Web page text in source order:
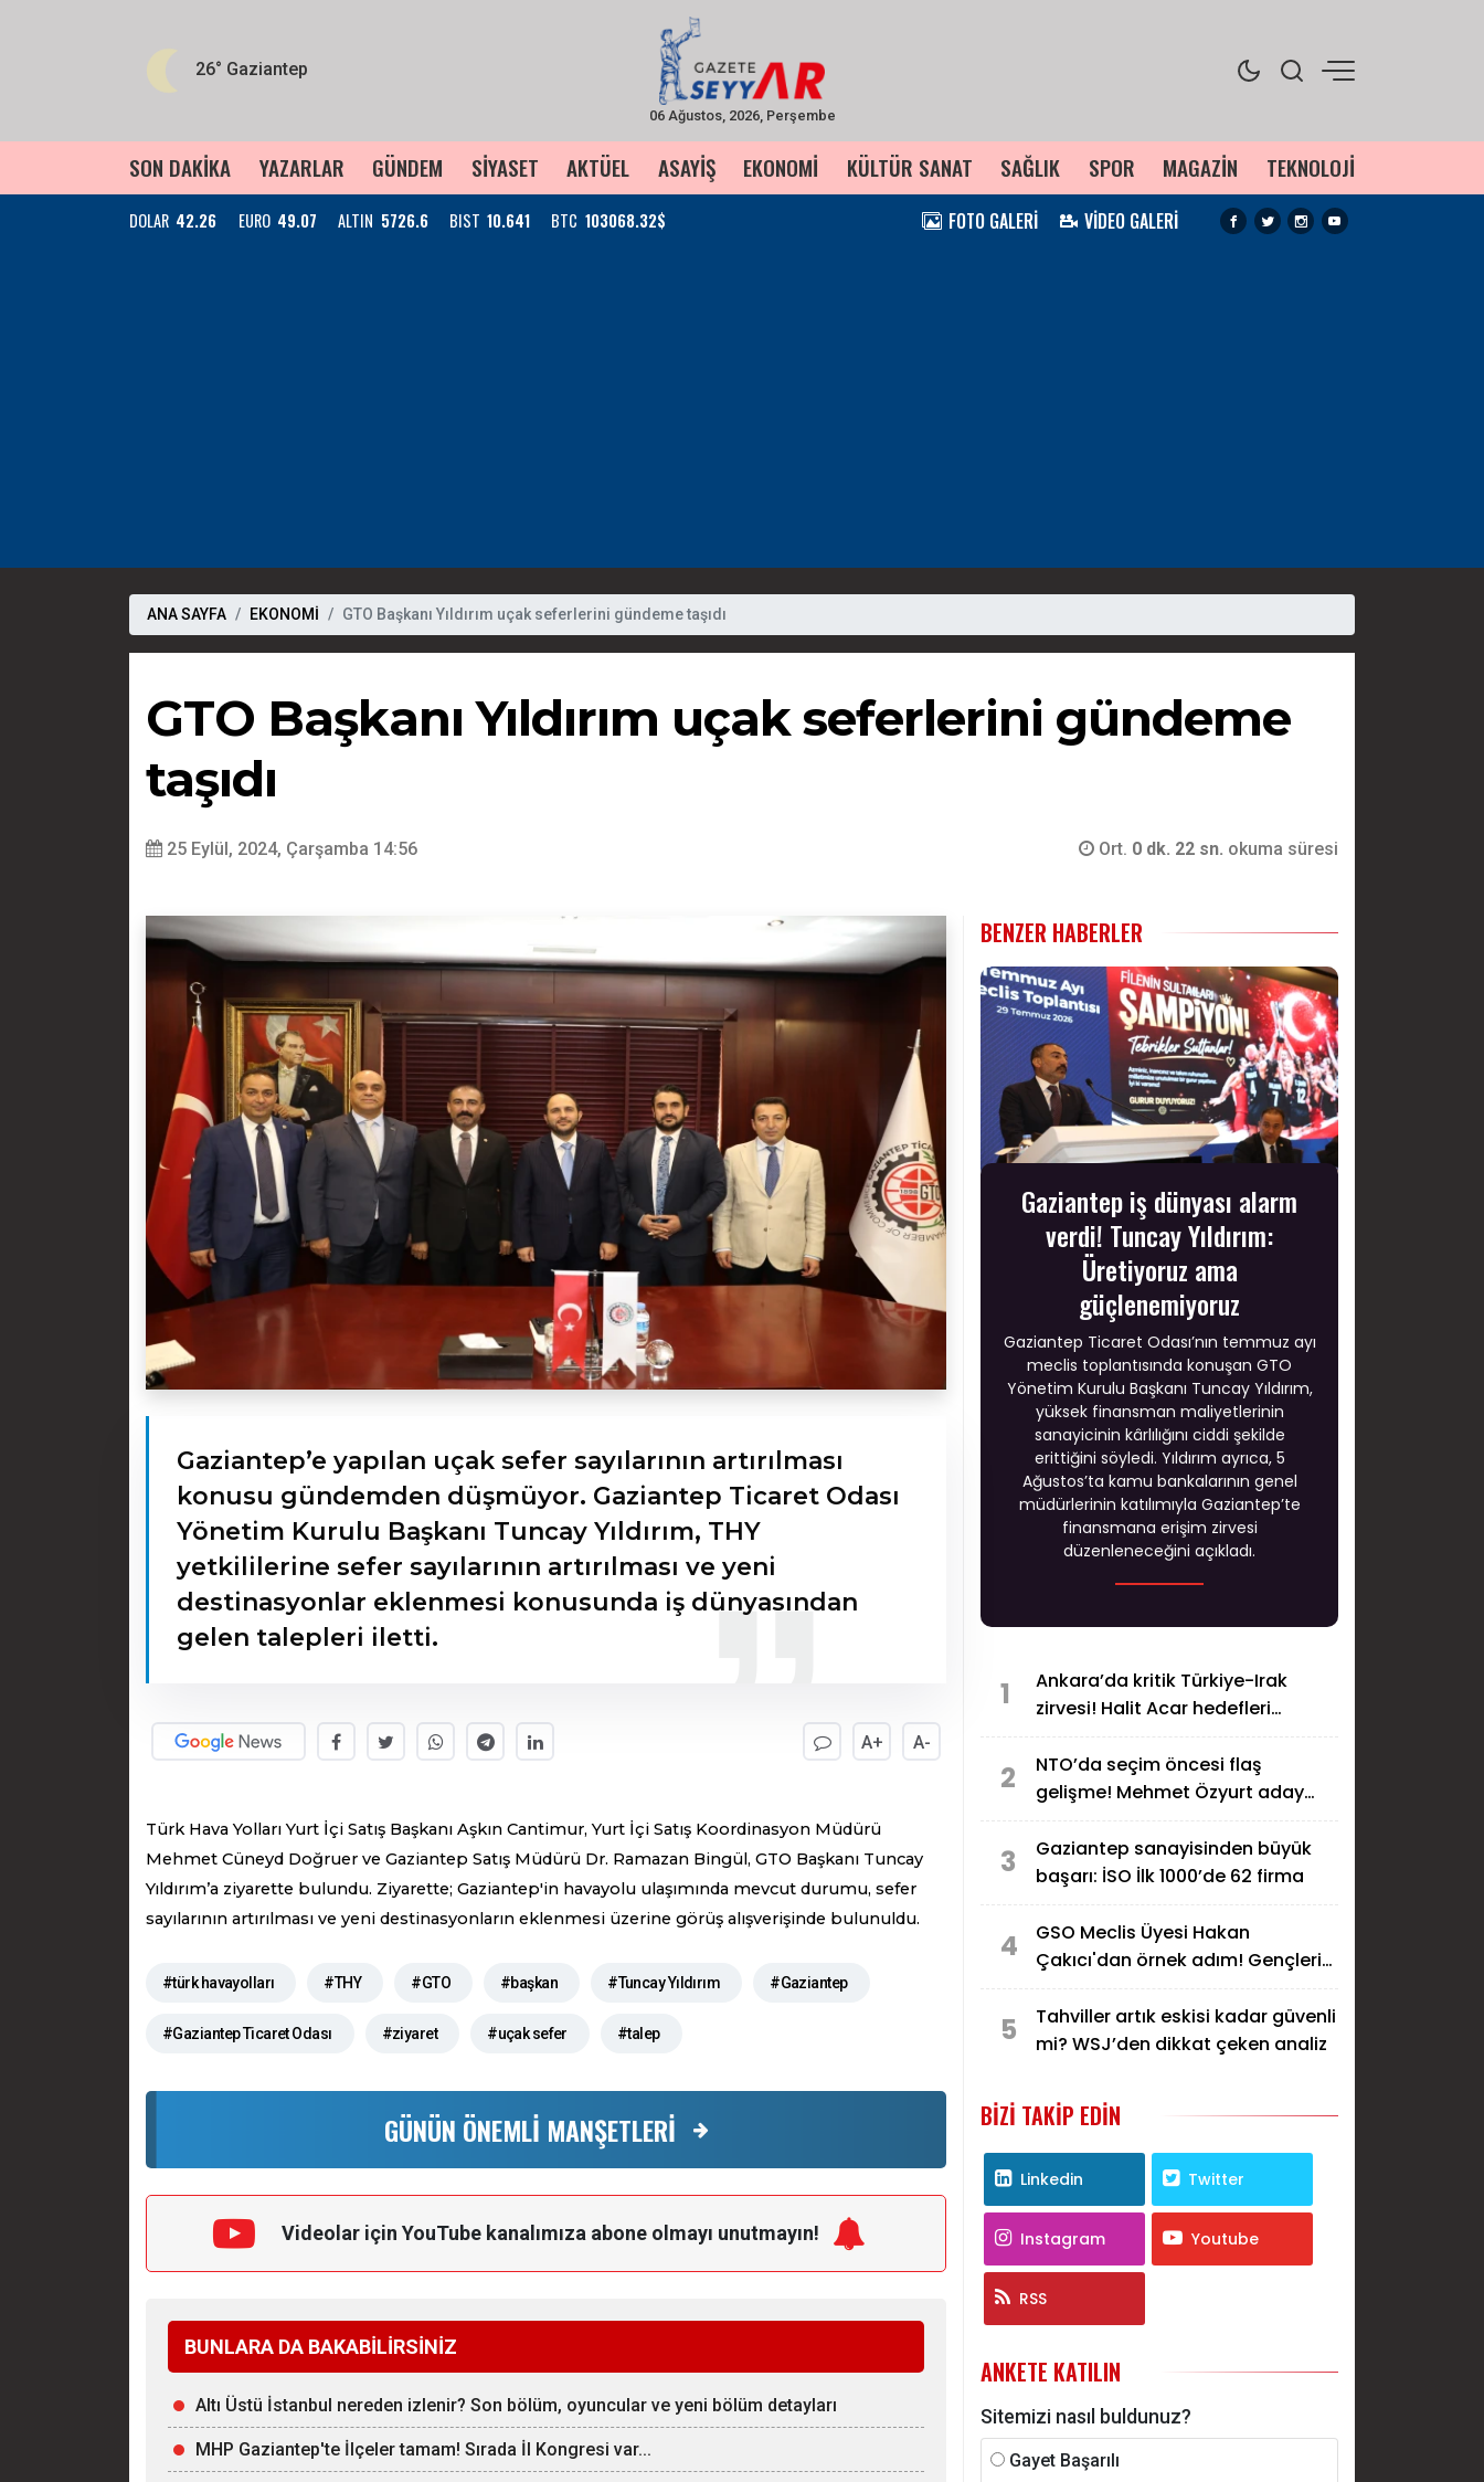
26° Gaziantep
06 Ağustos, 2026, Perşembe
SON DAKİKA YAZARLAR GÜNDEM SİYASET AKTÜEL ASAYİŞ EKONOMİ KÜLTÜR SANAT SAĞLIK SPOR MAGAZİN TEKNOLOJİ
DOLAR 42.26 EURO 49.07 ALTIN 5726.6 BIST 10.641 BTC 103068.32$ FOTO GALERİ VİDEO GALERİ
ANA SAYFA EKONOMİ GTO Başkanı Yıldırım uçak seferlerini gündeme taşıdı
GTO Başkanı Yıldırım uçak seferlerini gündeme
taşıdı
25 Eylül, 2024, Çarşamba 14:56 Ort. 0 dk. 22 sn. okuma süresi
Gaziantep’e yapılan uçak sefer sayılarının artırılması
konusu gündemden düşmüyor. Gaziantep Ticaret Odası
Yönetim Kurulu Başkanı Tuncay Yıldırım, THY
yetkililerine sefer sayılarının artırılması ve yeni
destinasyonlar eklenmesi konusunda iş dünyasından
gelen talepleri iletti.
A+ A-
Türk Hava Yolları Yurt İçi Satış Başkanı Aşkın Cantimur, Yurt İçi Satış Koordinasyon Müdürü
Mehmet Cüneyd Doğruer ve Gaziantep Satış Müdürü Dr. Ramazan Bingül, GTO Başkanı Tuncay
Yıldırım’a ziyarette bulundu. Ziyarette; Gaziantep'in havayolu ulaşımında mevcut durumu, sefer
sayılarının artırılması ve yeni destinasyonların eklenmesi üzerine görüş alışverişinde bulunuldu.
#türk havayolları #THY #GTO #başkan #Tuncay Yıldırım #Gaziantep
#Gaziantep Ticaret Odası #ziyaret #uçak sefer #talep
GÜNÜN ÖNEMLİ MANŞETLERİ
Videolar için YouTube kanalımıza abone olmayı unutmayın!
BUNLARA DA BAKABİLİRSİNİZ
Altı Üstü İstanbul nereden izlenir? Son bölüm, oyuncular ve yeni bölüm detayları
MHP Gaziantep'te İlçeler tamam! Sırada İl Kongresi var...
BENZER HABERLER
Gaziantep iş dünyası alarm
verdi! Tuncay Yıldırım:
Üretiyoruz ama
güçlenemiyoruz
Gaziantep Ticaret Odası’nın temmuz ayı
meclis toplantısında konuşan GTO
Yönetim Kurulu Başkanı Tuncay Yıldırım,
yüksek finansman maliyetlerinin
sanayicinin kârlılığını ciddi şekilde
erittiğini söyledi. Yıldırım ayrıca, 5
Ağustos’ta kamu bankalarının genel
müdürlerinin katılımıyla Gaziantep’te
finansmana erişim zirvesi
düzenleneceğini açıkladı.
1
Ankara’da kritik Türkiye-Irak
zirvesi! Halit Acar hedefleri
2
NTO’da seçim öncesi flaş
gelişme! Mehmet Özyurt aday
3
Gaziantep sanayisinden büyük
başarı: İSO İlk 1000’de 62 firma
4
GSO Meclis Üyesi Hakan
Çakıcı'dan örnek adım! Gençlerin
olmayacak...
5
Tahviller artık eskisi kadar güvenli
mi? WSJ’den dikkat çeken analiz
BIZI TAKIP EDIN
Linkedin Twitter
Instagram Youtube
RSS
ANKETE KATILIN
Sitemizi nasıl buldunuz?
Gayet Başarılı